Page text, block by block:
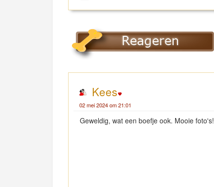
Kees
02 mei 2024 om 21:01
Geweldig, wat een boefje ook. Mooie foto's!